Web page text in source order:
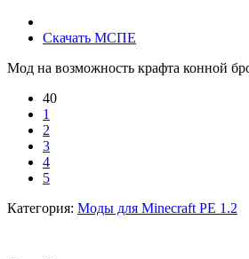
Скачать МСПЕ
Мод на возможность крафта конной
40
1
2
3
4
5
Категория: Моды для Minecraft PE 1.2